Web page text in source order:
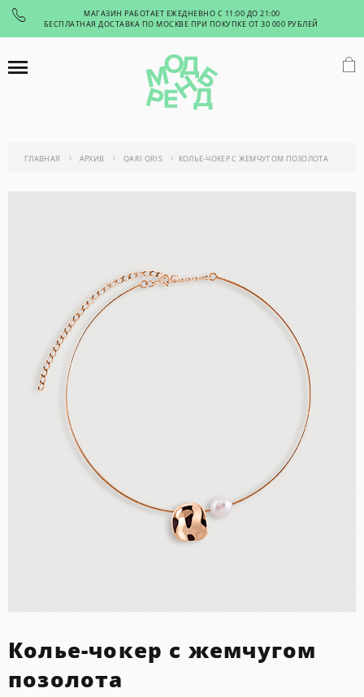
МАГАЗИН РАБОТАЕТ ЕЖЕДНЕВНО С 11:00 ДО 21:00
БЕСПЛАТНАЯ ДОСТАВКА ПО МОСКВЕ ПРИ ПОКУПКЕ ОТ 30 000 РУБЛЕЙ
ГЛАВНАЯ АРХИВ QARI QRIS КОЛЬЕ-ЧОКЕР С ЖЕМЧУГОМ ПОЗОЛОТА
Колье-чокер с жемчугом
позолота